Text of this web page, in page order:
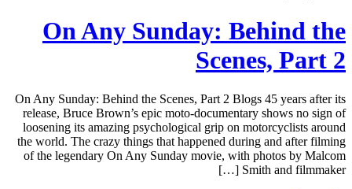
On Any Sunday: Behind the
Scenes, Part 2
On Any Sunday: Behind the Scenes, Part 2 Blogs 45 years after its
release, Bruce Brown’s epic moto-documentary shows no sign of
loosening its amazing psychological grip on motorcyclists around
the world. The crazy things that happened during and after filming
of the legendary On Any Sunday movie, with photos by Malcom
Smith and filmmaker […]